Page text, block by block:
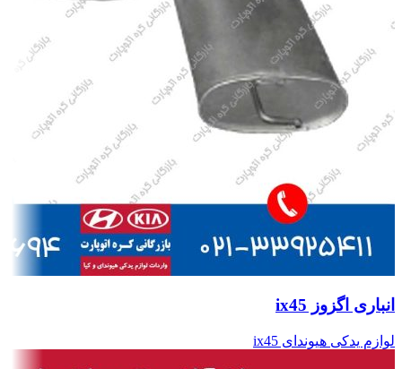
انباری اگزوز ix45
لوازم یدکی هیوندای ix45